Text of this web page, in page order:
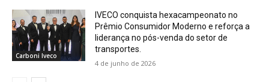
Carboni Iveco
IVECO conquista hexacampeonato no
Prêmio Consumidor Moderno e reforça a
liderança no pós-venda do setor de
transportes.
4 de junho de 2026